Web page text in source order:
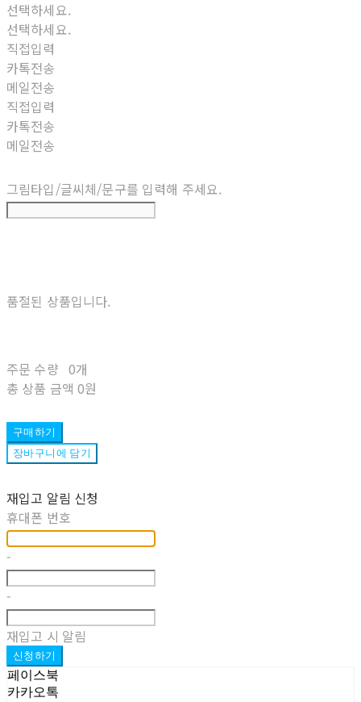
선택하세요.
선택하세요.
직접입력
카톡전송
메일전송
직접입력
카톡전송
메일전송
그림타입/글씨체/문구를 입력해 주세요.
품절된 상품입니다.
주문 수량 0개
총 상품 금액 0원
구매하기
장바구니에 담기
재입고 알림 신청
휴대폰 번호
-
-
재입고 시 알림
신청하기
페이스북
카카오톡